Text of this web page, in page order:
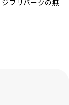
ブリパークの無